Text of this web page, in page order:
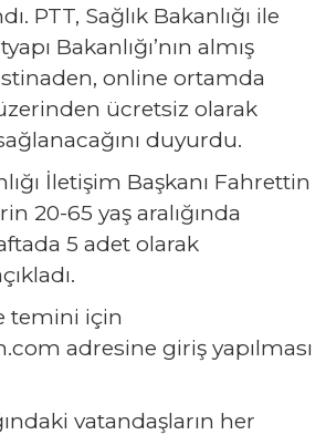
PTT, Sağlık Bakanlığı ile
Bakanlığı’nın almış
online ortamda
ücretsiz olarak
duyurdu.
İletişim Başkanı Fahrettin
20-65 yaş aralığında
5 adet olarak
temini için
adresine giriş yapılması
vatandaşların her